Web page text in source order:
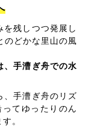
残しつつ発展し
のどかな里山の風
、手漕ぎ舟での水
、手漕ぎ舟のリズ
ってゆったりのん
。